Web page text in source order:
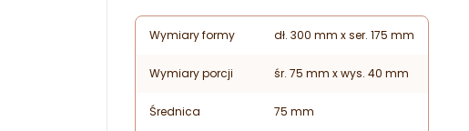
Wymiary formy dł. 300 mm x ser. 175 mm
Wymiary porcji śr. 75 mm x wys. 40 mm
Średnica 75 mm